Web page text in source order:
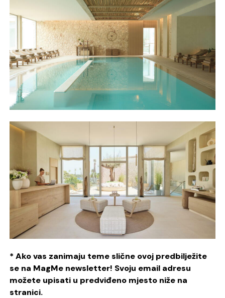
* Ako vas zanimaju teme slične ovoj predbilježite
se na MagMe newsletter! Svoju email adresu
možete upisati u predviđeno mjesto niže na
stranici.